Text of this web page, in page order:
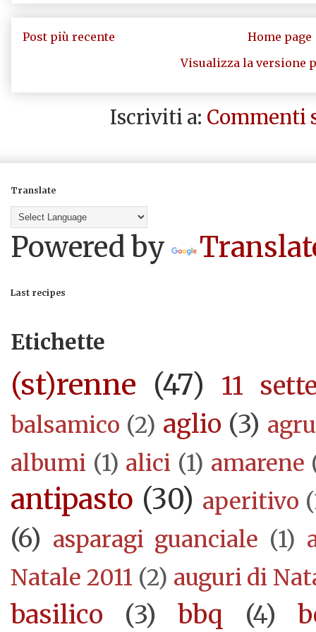
Post più recente
Home page
Visualizza la versione
Iscriviti a: Commenti
Translate
Powered by
Last recipes
Etichette
(st)renne (47) 11
balsamico (2) aglio (3)
albumi (1) alici (1) amarene
antipasto (30) aperitivo
(6) asparagi guanciale (1)
Natale 2011 (2) auguri di
basilico (3) bbq (4)